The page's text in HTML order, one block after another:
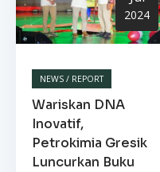
2024
NEWS / REPORT
Wariskan DNA
Inovatif,
Petrokimia Gresik
Luncurkan Buku